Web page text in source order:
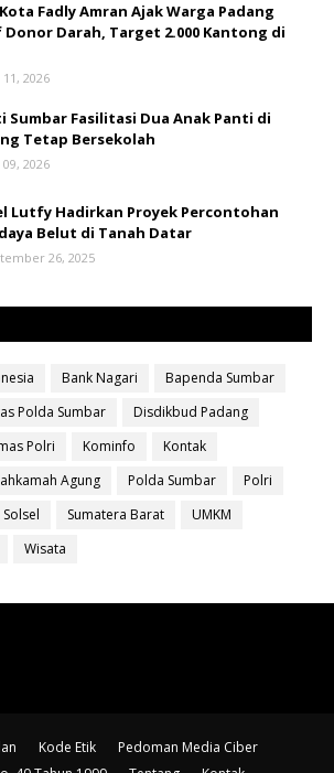
Fadly Amran Ajak Warga Padang
Darah, Target 2.000 Kantong di
2026
Sumbar Fasilitasi Dua Anak Panti di
Tetap Bersekolah
2026
Lutfy Hadirkan Proyek Percontohan
Belut di Tanah Datar
26, 2025
Bank Nagari
Bapenda Sumbar
Polda Sumbar
Disdikbud Padang
Polri Kominfo
Kontak
Agung Polda Sumbar
Polri
Solsel Sumatera Barat
UMKM
Wisata
Kode Etik
Pedoman Media Ciber